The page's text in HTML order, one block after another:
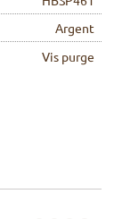
Argent
Vis purge